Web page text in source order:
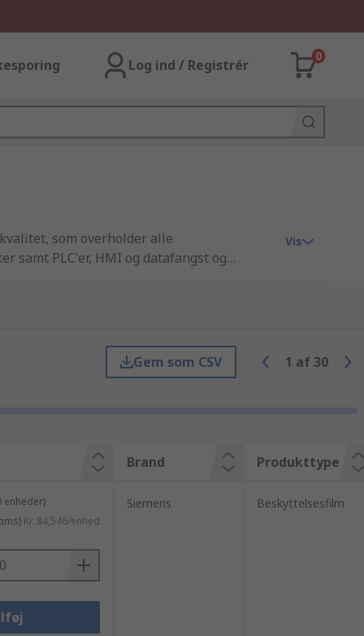
Log ind / Registrér
0
som overholder alle
samt PLC'er, HMI og datafangst og
er alle vores HMI tilbehør produkter
udvalg. Vi går op i kundetilfredshed, og
Vis
Gem som CSV 1 af 30
Brand Produkttype
enheder)
Kr. 84,546/enhed
Siemens Beskyttelsesfilm